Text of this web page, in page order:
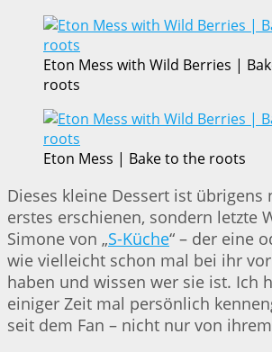
Eton Mess with Wild Berries |
roots
Eton Mess | Bake to the roots
Dieses kleine Dessert ist übrigens
erstes erschienen, sondern letzte
Simone von „S-Küche“ – der eine
wie vielleicht schon mal bei ihr
haben und wissen wer sie ist. Ich
einiger Zeit mal persönlich
seit dem Fan – nicht nur von